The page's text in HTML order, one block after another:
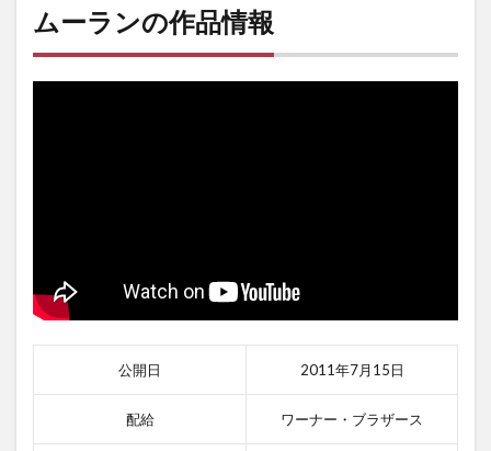
ムーランの作品情報
公開日 2011年7月15日
配給 ワーナー・ブラザース